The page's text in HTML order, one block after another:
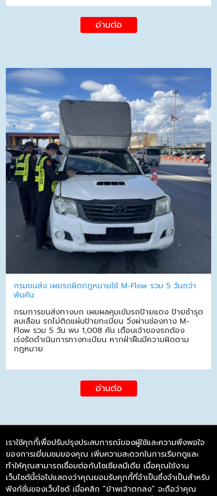
อ่านต่อ
กรมขนส่ง เผยรถผิดกฎหมายใช้ M-Flow รวม 5 วันกว่า
พันคัน
กรมการขนส่งทางบก เผยผลคุมเข้มรถป้ายแดง ป้ายชำรุด
ลบเลือน รถไม่ติดแผ่นป้ายทะเบียน วิ่งผ่านช่องทาง M-
Flow รวม 5 วัน พบ 1,008 คัน เตือนเจ้าของรถต้อง
เร่งรัดดำเนินการทางทะเบียน หากฝ่าฝืนมีความผิดตาม
กฎหมาย
อ่านต่อ
บริษัท ซิมลิงค์ จำกัด
98/226 Bangrakyai-Baanmai Road,
Bangyai, Nonthaburi 11140
เราใช้คุกกี้เพื่อปรับปรุงประสบการณ์ของผู้ใช้และความพึงพอใจ
ของการเยี่ยมชมของคุณ เพิ่มความสะดวกในการเรียกดูและ
ทำให้คุณสามารถเชื่อมต่อกับโซเชียลมีเดีย เมื่อคุณใช้งาน
เว็บไซต์นี้ต่อไปแสดงว่าคุณยอมรับคุกกี้ที่จำเป็นซึ่งจำเป็นสำหรับ
ฟังก์ชั่นของเว็บไซต์ เมื่อคลิก “ข้าพเจ้าตกลง” จะถือว่าคุณ